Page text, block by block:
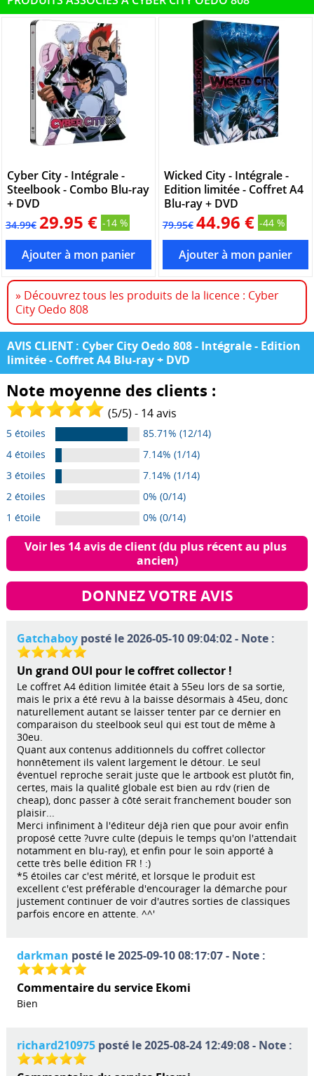
Cyber City - Intégrale -
Steelbook - Combo Blu-ray
+ DVD
34.99€ 29.95 € -14 %
Wicked City - Intégrale -
Edition limitée - Coffret A4
Blu-ray + DVD
79.95€ 44.96 € -44 %
» Découvrez tous les produits de la licence : Cyber
City Oedo 808
AVIS CLIENT : Cyber City Oedo 808 - Intégrale - Edition
limitée - Coffret A4 Blu-ray + DVD
Note moyenne des clients :
(5/5) - 14avis
5 étoiles
85.71% (12/14)
4 étoiles
7.14% (1/14)
3 étoiles
7.14% (1/14)
2 étoiles
0% (0/14)
1 étoile
0% (0/14)
Voir les 14 avis de client (du plus récent au plus
ancien)
DONNEZ VOTRE AVIS
Gatchaboyposté le 2026-05-10 09:04:02 - Note :
Un grand OUI pour le coffret collector !
Le coffret A4 édition limitée était à 55eu lors de sa sortie,
mais le prix a été revu à la baisse désormais à 45eu, donc
naturellement autant se laisser tenter par ce dernier en
comparaison du steelbook seul qui est tout de même à
30eu.
Quant aux contenus additionnels du coffret collector
honnêtement ils valent largement le détour. Le seul
éventuel reproche serait juste que le artbook est plutôt fin,
certes, mais la qualité globale est bien au rdv (rien de
cheap), donc passer à côté serait franchement bouder son
plaisir...
Merci infiniment à l'éditeur déjà rien que pour avoir enfin
proposé cette ?uvre culte (depuis le temps qu'on l'attendait
notamment en blu-ray), et enfin pour le soin apporté à
cette très belle édition FR ! :)
*5 étoiles car c'est mérité, et lorsque le produit est
excellent c'est préférable d'encourager la démarche pour
justement continuer de voir d'autres sorties de classiques
parfois encore en attente. ^^'
darkman posté le 2025-09-10 08:17:07 - Note :
Commentaire du service Ekomi
Bien
richard210975posté le 2025-08-24 12:49:08 - Note :